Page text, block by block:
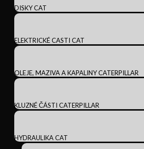
DISKY CAT
ELEKTRICKÉ CASTI CAT
OLEJE, MAZIVA A KAPALINY CATERPILLAR
KLUZNÉ ČÁSTI CATERPILLAR
HYDRAULIKA CAT